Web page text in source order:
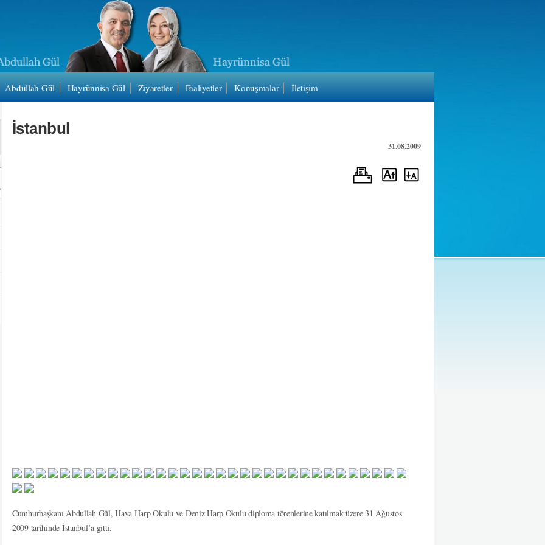
Abdullah Gül Hayrünnisa Gül Ziyaretler Faaliyetler Konuşmalar İletişim
İstanbul
31.08.2009
Cumhurbaşkanı Abdullah Gül, Hava Harp Okulu ve Deniz Harp Okulu diploma törenlerine katılmak üzere 31 Ağustos
2009 tarihinde İstanbul’a gitti.